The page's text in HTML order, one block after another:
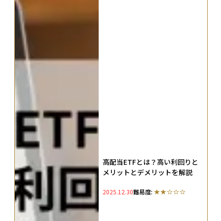
高配当ETFとは？高い利回りと
メリットとデメリットを解説
2025.12.30難易度: